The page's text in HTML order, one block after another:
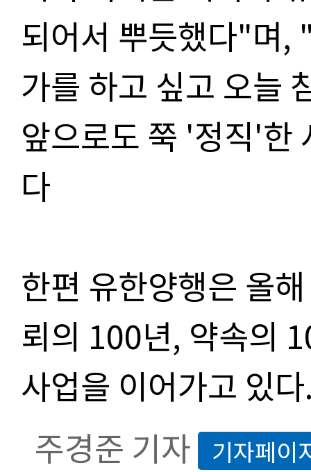
되어서 뿌듯했다"며,
가를 하고 싶고 오늘
앞으로도 쭉 '정직'한
다
한편 유한양행은 올
뢰의 100년, 약속의
사업을 이어가고 있
주경준 기자 기자페이